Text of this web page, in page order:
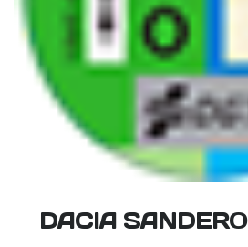
DACIA SANDERO